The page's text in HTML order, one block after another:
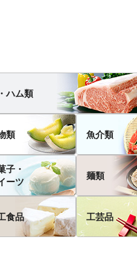
ハム類
類 魚介類
子・
ーツ
麺類
食品 工芸品